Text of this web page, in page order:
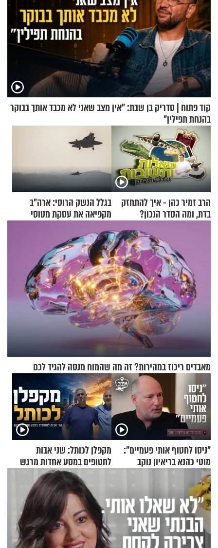
קוד פתוח | סדריק בן שבת: "אין מצב שאני לא מכבד אותך בבוקר
בהנחת תפילין"
הרב זמיר כהן - איך להתחזק
בדת, ומה הסדר הנכון?
בגלל הנשק הרוסי: ארה"ב
מקפיאה את עסקת מטוסי
מאבדים ריכוז במהירות? זה מה שהמוח מנסה להגיד לכם
"ניסו לחטוף אותי פעמיים":
מוטי כהנא בריאיון נוקב
מקפלן לכותל: שני אבות
לחטופים במסע אחדות מרגש